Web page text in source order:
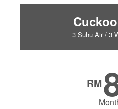
3 Suhu Air / 3
RM